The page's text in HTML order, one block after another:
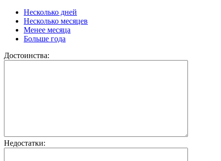
Несколько дней
Несколько месяцев
Менее месяца
Больше года
Достоинства:
Недостатки: